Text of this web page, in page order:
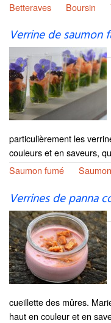
Betteraves
Boursin
Verrine de saumon
particulièrement les
couleurs et en saveurs,
Saumon fumé
Saumon
Verrines de panna
cueillette des mûres.
haut en couleur et en